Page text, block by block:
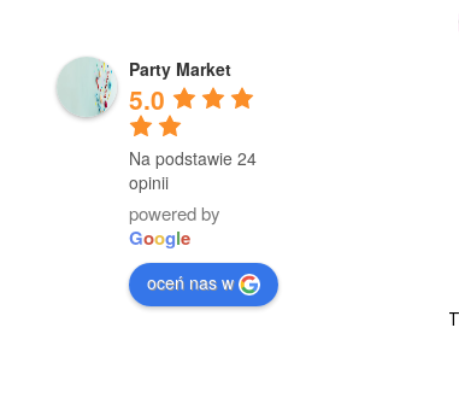
Party Market
5.0
Na podstawie 24
opinii
powered by
Google
oceń nas w